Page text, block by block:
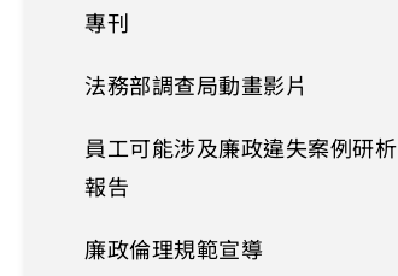
專刊
法務部調查局動畫影片
員工可能涉及廉政違失案例研析
報告
廉政倫理規範宣導